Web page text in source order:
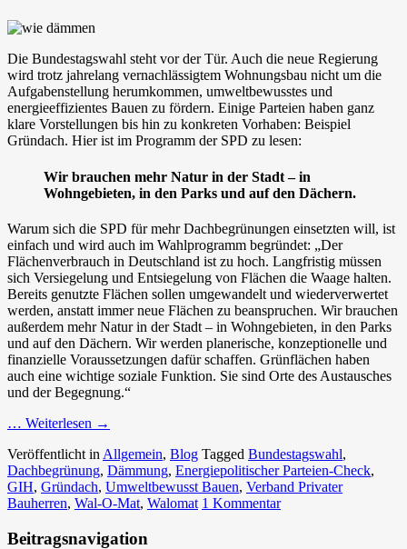
Die Bundestagswahl steht vor der Tür. Auch die neue Regierung
wird trotz jahrelang vernachlässigtem Wohnungsbau nicht um die
Aufgabenstellung herumkommen, umweltbewusstes und
energieeffizientes Bauen zu fördern. Einige Parteien haben ganz
klare Vorstellungen bis hin zu konkreten Vorhaben: Beispiel
Gründach. Hier ist im Programm der SPD zu lesen:
Wir brauchen mehr Natur in der Stadt – in
Wohngebieten, in den Parks und auf den Dächern.
Warum sich die SPD für mehr Dachbegrünungen einsetzten will, ist
einfach und wird auch im Wahlprogramm begründet: „Der
Flächenverbrauch in Deutschland ist zu hoch. Langfristig müssen
sich Versiegelung und Entsiegelung von Flächen die Waage halten.
Bereits genutzte Flächen sollen umgewandelt und wiederverwertet
werden, anstatt immer neue Flächen zu beanspruchen. Wir brauchen
außerdem mehr Natur in der Stadt – in Wohngebieten, in den Parks
und auf den Dächern. Wir werden planerische, konzeptionelle und
finanzielle Voraussetzungen dafür schaffen. Grünflächen haben
auch eine wichtige soziale Funktion. Sie sind Orte des Austausches
und der Begegnung.“
… Weiterlesen →
Veröffentlicht in Allgemein, Blog Tagged Bundestagswahl,
Dachbegrünung, Dämmung, Energiepolitischer Parteien-Check,
GIH, Gründach, Umweltbewusst Bauen, Verband Privater
Bauherren, Wal-O-Mat, Walomat 1 Kommentar
Beitragsnavigation